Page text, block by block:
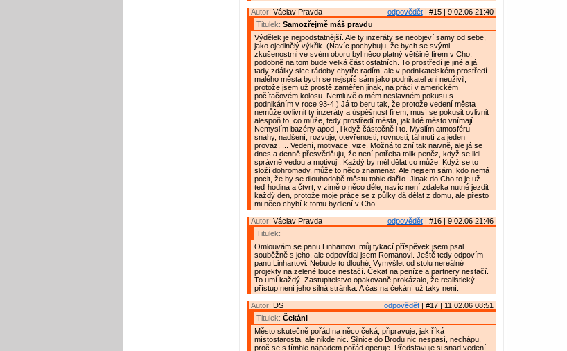
odpovědět| #15 | 9.02.06 21:40
Autor: Václav Pravda
Titulek: Samozřejmě máš pravdu
Výdělek je nejpodstatnější. Ale ty inzeráty se neobjeví samy od sebe,
jako ojedinělý výkřik. (Navíc pochybuju, že bych se svými
zkušenostmi ve svém oboru byl něco platný většině firem v Cho,
podobně na tom bude velká část ostatních. To prostředí je jiné a já
tady zdálky sice rádoby chytře radím, ale v podnikatelském prostředí
malého města bych se nejspíš sám jako podnikatel ani neuživil,
protože jsem už prostě zaměřen jinak, na práci v americkém
počítačovém kolosu. Nemluvě o mém neslavném pokusu s
podnikáním v roce 93-4.) Já to beru tak, že protože vedení města
nemůže ovlivnit ty inzeráty a úspěšnost firem, musí se pokusit ovlivnit
alespoň to, co může, tedy prostředí města, jak lidé město vnímají.
Nemyslím bazény apod., i když částečně i to. Myslím atmosféru
snahy, nadšení, rozvoje, otevřenosti, rovnosti, táhnutí za jeden
provaz, ... Vedení, motivace, vize. Možná to zní tak naivně, ale já se
dnes a denně přesvědčuju, že není potřeba tolik peněz, když se lidi
správně vedou a motivují. Každý by měl dělat co může. Když se to
složí dohromady, může to něco znamenat. Ale nejsem sám, kdo nemá
pocit, že by se dlouhodobě městu tohle dařilo. Jinak do Cho to je už
teď hodina a čtvrt, v zimě o něco déle, navíc není zdaleka nutné jezdit
každý den, protože moje práce se z půlky dá dělat z domu, ale přesto
mi něco chybí k tomu bydlení v Cho.
odpovědět| #16 | 9.02.06 21:46
Autor: Václav Pravda
Titulek:
Omlouvám se panu Linhartovi, můj tykací příspěvek jsem psal
souběžně s jeho, ale odpovídal jsem Romanovi. Ještě tedy odpovím
panu Linhartovi. Nebude to dlouhé. Vymýšlet od stolu nereálné
projekty na zelené louce nestačí. Čekat na peníze a partnery nestačí.
To umí každý. Zastupitelstvo opakovaně prokázalo, že realistický
přístup není jeho silná stránka. A čas na čekání už taky není.
odpovědět| #17 | 11.02.06 08:51
Autor: DS
Titulek: Čekáni
Město skutečně pořád na něco čeká, připravuje, jak říká
místostarosta, ale nikde nic. Silnice do Brodu nic nespasí, nechápu,
proč se s tímhle nápadem pořád operuje. Představuje si snad vedení